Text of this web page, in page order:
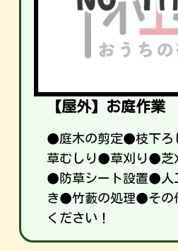
【屋外】お庭作業
●庭木の剪定●枝下
草むしり●草刈り●芝
●防草シート設置●人
き●竹藪の処理●その
ください！